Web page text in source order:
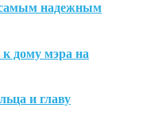
надежным
дому мэра на
и главу